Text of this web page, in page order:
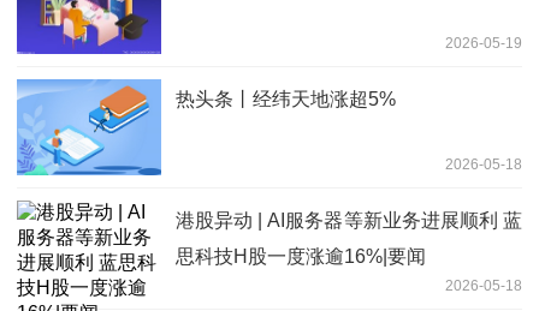
2026-05-19
热头条丨经纬天地涨超5%
2026-05-18
港股异动 | AI服务器等新业务进展顺利 蓝
思科技H股一度涨逾16%|要闻
2026-05-18